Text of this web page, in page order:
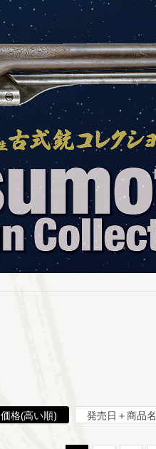
価格(高い順) 発売日＋商品名